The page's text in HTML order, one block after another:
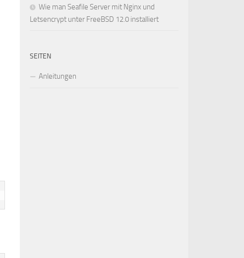
Wie man Seafile Server mit Nginx und
Letsencrypt unter FreeBSD 12.0 installiert
SEITEN
Anleitungen